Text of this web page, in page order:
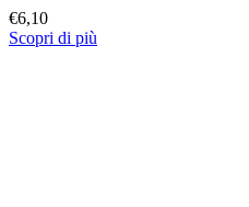
€6,10
Scopri di più